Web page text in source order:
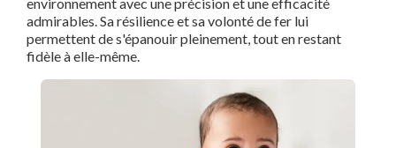
environnement avec une précision et une efficacité
admirables. Sa résilience et sa volonté de fer lui
permettent de s'épanouir pleinement, tout en restant
fidèle à elle-même.